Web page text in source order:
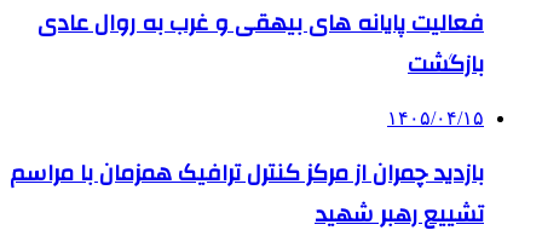
فعالیت پایانه های بیهقی و غرب به روال عادی
بازگشت
۱۴۰۵/۰۴/۱۵
بازدید چمران از مرکز کنترل ترافیک همزمان با مراسم
تشییع رهبر شهید